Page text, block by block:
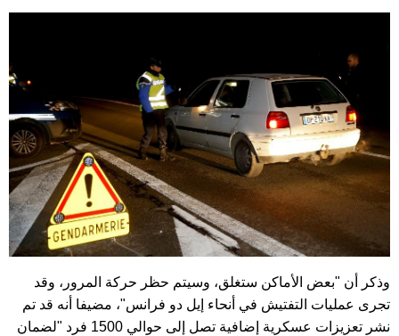
وذكر أن "بعض الأماكن ستغلق، وسيتم حظر حركة المرور، وقد
تجرى عمليات التفتيش في أنحاء إيل دو فرانس"، مضيفا أنه قد تم
نشر تعزيزات عسكرية إضافية تصل إلى حوالي 1500 فرد "لضمان